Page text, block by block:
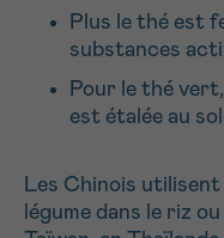
Plus le thé est
substances
Pour le thé
est étalée au
Les Chinois utilisent
légume dans le riz
Je souhaite
J’accepte les
*CHAMP OBLIGATOIRE
Envoyer